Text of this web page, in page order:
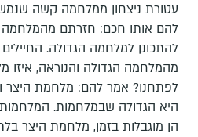
עטורת ניצחון ממלחמה קשה
להם אותו חכם: חזרתם מהמלחמה
להתכונן למלחמה הגדולה.
מהמלחמה הגדולה והנוראה, איזו
לפתחנו? אמר להם: מלחמת היצר
היא הגדולה שבמלחמות.
הן מוגבלות בזמן, מלחמת היצר